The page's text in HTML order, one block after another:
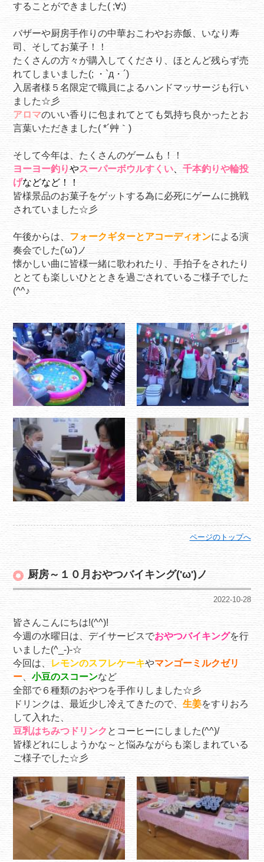
することができました( ;∀;)
バザーや厨房手作りの中華おこわやお赤飯、いなり寿
司、そしてお菓子！！
たくさんの方々が購入してくださり、ほとんど残らず売
れてしまいました(; ・`д・´)
入居者様５名限定で職員によるハンドマッサージも行い
ました☆彡
アロマのいい香りに包まれてとても気持ち良かったとお
言葉いただきました( *´艸｀)
そして今年は、たくさんのゲームも！！
ヨーヨー釣りやスーパーボウルすくい 、千本釣りや輪投
げなどなど！！
皆様景品のお菓子をゲットする為に必死にゲームに挑戦
されていました☆彡
午後からは、 フォークギターとアコーディオンによる演
奏会でした('ω')ノ
懐かしい曲に皆様一緒に歌われたり、手拍子をされたり
ととても楽しいひとときを過ごされているご様子でした
(^^♪
ページのトップへ
厨房～１０月おやつバイキング('ω')ノ
2022-10-28
皆さんこんにちは!(^^)!
今週の水曜日は、デイサービスでおやつバイキングを行
いました(^_-)-☆
今回は、 レモンのスフレケーキやマンゴーミルクゼリ
ー、小豆のスコーンなど
全部で６種類のおやつを手作りしました☆彡
ドリンクは、最近少し冷えてきたので、生姜をすりおろ
して入れた、
豆乳はちみつドリンク とコーヒーにしました(^^)/
皆様どれにしようかな～と悩みながらも楽しまれている
ご様子でした☆彡